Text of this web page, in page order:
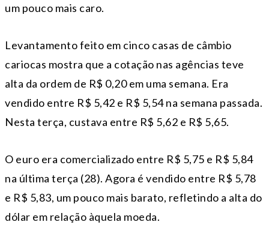
um pouco mais caro.
Levantamento feito em cinco casas de câmbio
cariocas mostra que a cotação nas agências teve
alta da ordem de R$ 0,20 em uma semana. Era
vendido entre R$ 5,42 e R$ 5,54 na semana passada.
Nesta terça, custava entre R$ 5,62 e R$ 5,65.
O euro era comercializado entre R$ 5,75 e R$ 5,84
na última terça (28). Agora é vendido entre R$ 5,78
e R$ 5,83, um pouco mais barato, refletindo a alta do
dólar em relação àquela moeda.